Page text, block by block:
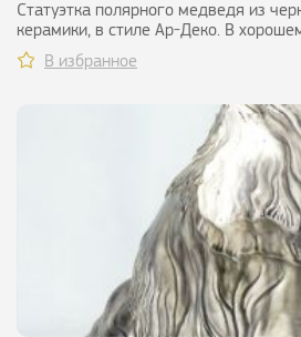
Статуэтка полярного медведя из
керамики, в стиле Ар-Деко. В хорошем
В избранное